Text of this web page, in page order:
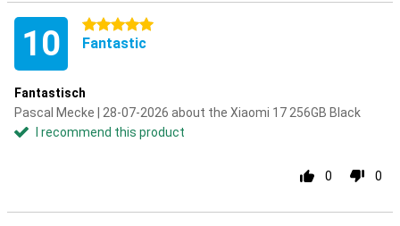
10 5 stars
Fantastic
Fantastisch
Pascal Mecke | 28-07-2026 about the Xiaomi 17 256GB Black
I recommend this product
0 0